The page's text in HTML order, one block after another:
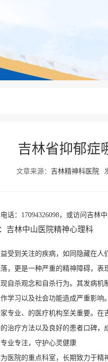
吉林省抑郁症
文章来源： 吉林精神科医院
话：17094326098，或访问吉林
吉林中山医院精神心理科
受到关注的疾病，如同隐藏在
，更是一种严重的精神障碍，
自杀观念和自杀行为。其发病
学习以及社会功能造成严重影响。
专业、的医疗机构至关重要。
治疗方法以及良好的患者口碑，
业专注，守护心灵健康
医院的重点科室，长期致力于